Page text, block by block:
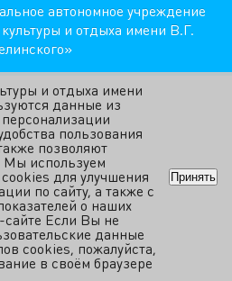
автономное учреждение
и отдыха имени В.Г.
и отдыха имени
данные из
пользования
позволяют
Мы используем
для улучшения
по сайту, а также с
о наших
сайте Если Вы не
данные
cookies, пожалуйста,
в своём браузере
Принять